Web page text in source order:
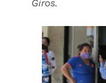
Giros.